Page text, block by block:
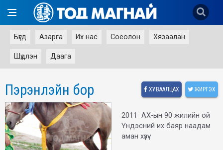
Бүгд Азарга Их нас Соёолон Хязаалан
Шүдлэн Даага
Пэрэнлэйн бор ХУВААЛЦАХ ЖИРГЭХ
2011 АХ-ын 90 жилийн ой
Үндэсний их баяр наадам
аман хүзүү